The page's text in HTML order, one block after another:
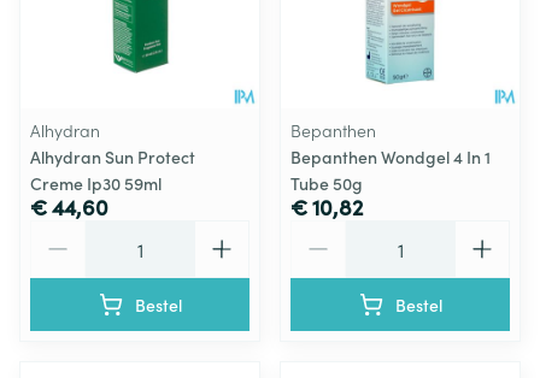
Alhydran
Alhydran Sun Protect
Creme Ip30 59ml
€ 44,60
Bestel
Bepanthen
Bepanthen Wondgel 4 In 1
Tube 50g
€ 10,82
Bestel